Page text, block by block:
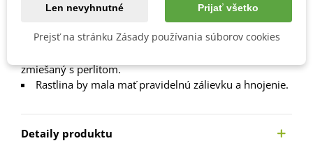
Od konca mája je možné rastlinky presadiť na
80 x 80 cm.
Stanovisko volímeslnečné.
zmiešaný s perlitom.
Rastlina by mala mať pravidelnú zálievku a hnojenie.
Detaily produktu
Len nevyhnutné Prijať všetko
Prejsť na stránku Zásady používania súborov cookies